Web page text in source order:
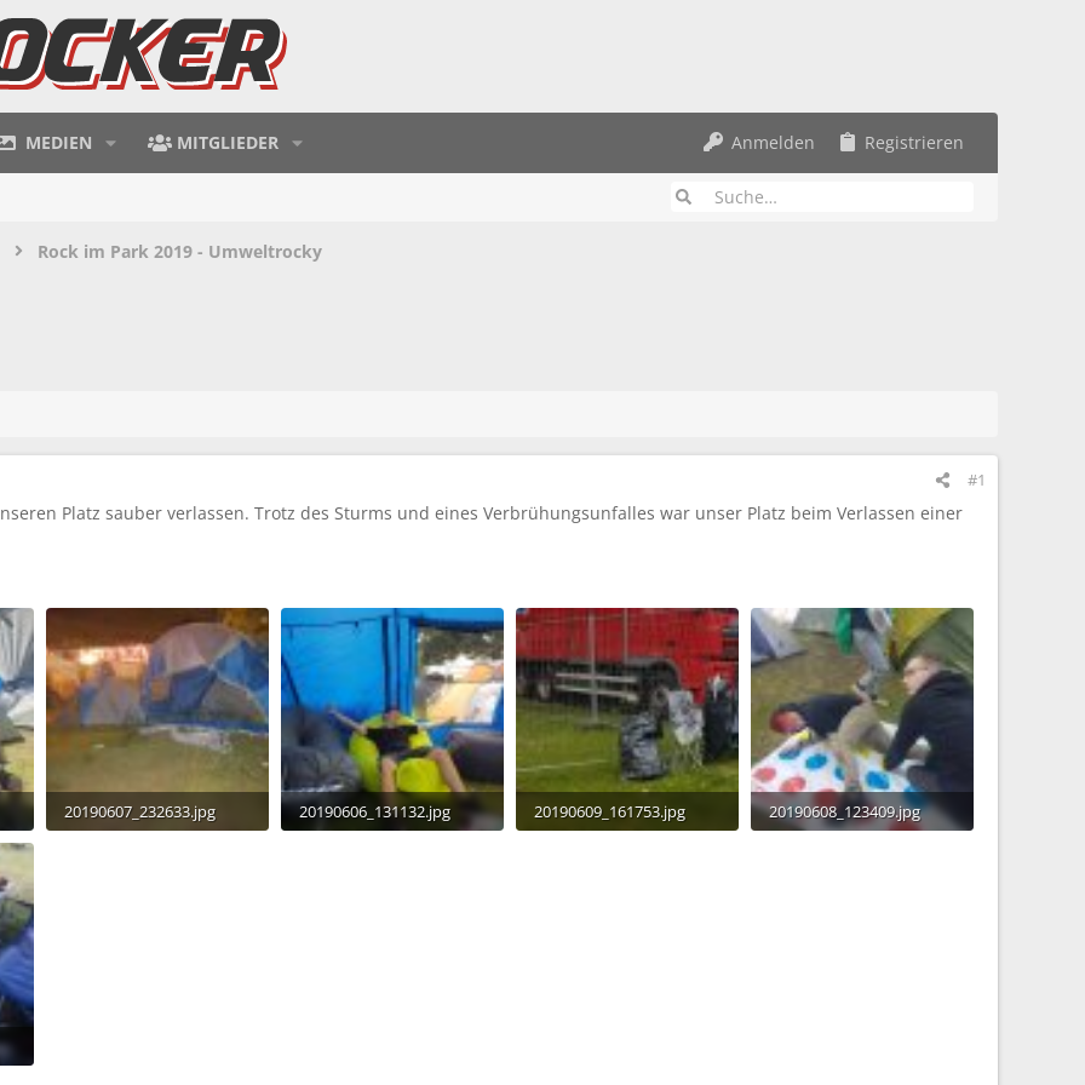
MEDIEN MITGLIEDER Anmelden Registrieren
Rock im Park 2019 - Umweltrocky
#1
Platz sauber verlassen. Trotz des Sturms und eines Verbrühungsunfalles war unser Platz beim Verlassen einer
20190607_232633.jpg
20190606_131132.jpg
20190609_161753.jpg
20190608_123409.jpg